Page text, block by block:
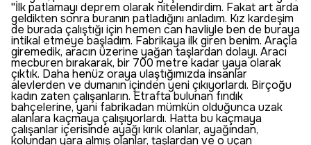
''İlk patlamayı deprem olarak nitelendirdim. Fakat art arda
geldikten sonra buranın patladığını anladım. Kız kardeşim
de burada çalıştığı için hemen can havliyle ben de buraya
intikal etmeye başladım. Fabrikaya ilk giren benim. Araçla
giremedik, aracın üzerine yağan taşlardan dolayı. Aracı
mecburen bırakarak, bir 700 metre kadar yaya olarak
çıktık. Daha henüz oraya ulaştığımızda insanlar
alevlerden ve dumanın içinden yeni çıkıyorlardı. Birçoğu
kadın zaten çalışanların. Etrafta bulunan fındık
bahçelerine, yani fabrikadan mümkün olduğunca uzak
alanlara kaçmaya çalışıyorlardı. Hatta bu kaçmaya
çalışanlar içerisinde ayağı kırık olanlar, ayağından,
kolundan yara almış olanlar, taşlardan ve o uçan